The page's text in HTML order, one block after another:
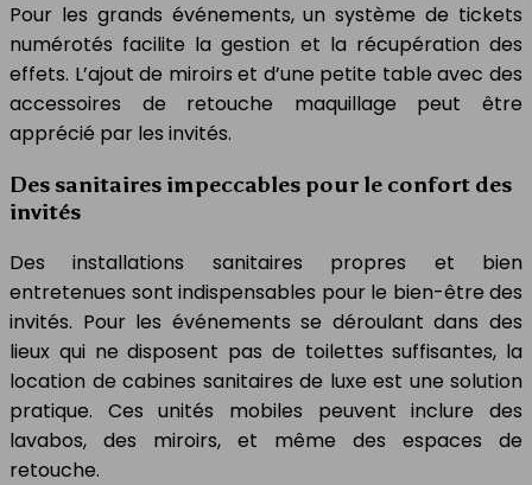
Pour les grands événements, un système de tickets
numérotés facilite la gestion et la récupération des
effets. L’ajout de miroirs et d’une petite table avec des
accessoires de retouche maquillage peut être
apprécié par les invités.
Des sanitaires impeccables pour le confort des
invités
Des installations sanitaires propres et bien
entretenues sont indispensables pour le bien-être des
invités. Pour les événements se déroulant dans des
lieux qui ne disposent pas de toilettes suffisantes, la
location de cabines sanitaires de luxe est une solution
pratique. Ces unités mobiles peuvent inclure des
lavabos, des miroirs, et même des espaces de
retouche.